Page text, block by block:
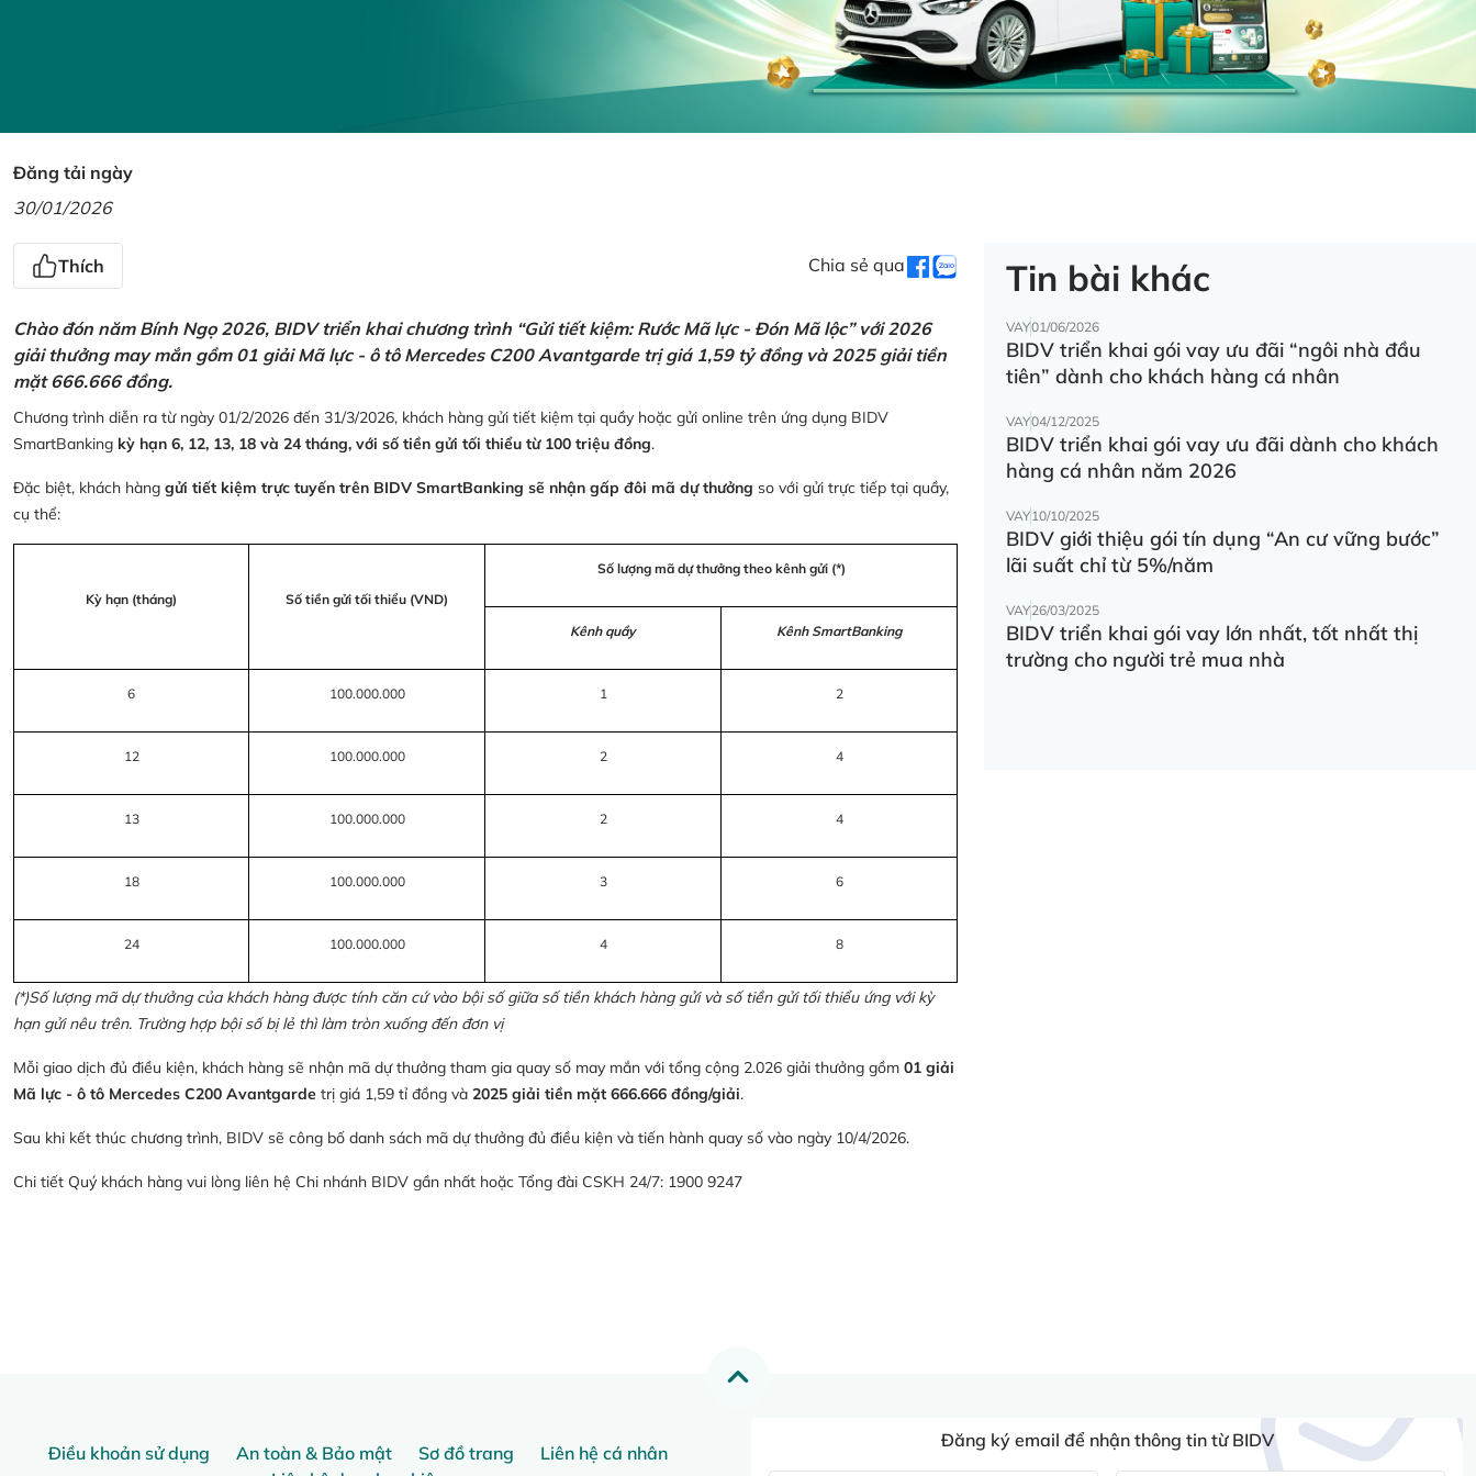
Đăng tải ngày
30/01/2026
Thích Chia sẻ qua
Chào đón năm Bính Ngọ 2026, BIDV triển khai chương trình “Gửi tiết kiệm: Rước Mã lực - Đón Mã lộc” với 2026
giải thưởng may mắn gồm 01 giải Mã lực - ô tô Mercedes C200 Avantgarde trị giá 1,59 tỷ đồng và 2025 giải tiền
mặt 666.666 đồng.
Chương trình diễn ra từ ngày 01/2/2026 đến 31/3/2026, khách hàng gửi tiết kiệm tại quầy hoặc gửi online trên ứng dụng BIDV
SmartBanking kỳ hạn 6, 12, 13, 18 và 24 tháng, với số tiền gửi tối thiểu từ 100 triệu đồng.
Đặc biệt, khách hàng gửi tiết kiệm trực tuyến trên BIDV SmartBanking sẽ nhận gấp đôi mã dự thưởng so với gửi trực tiếp tại quầy,
cụ thể:
Kỳ hạn (tháng) Số tiền gửi tối thiểu (VND)
Số lượng mã dự thưởng theo kênh gửi (*)
Kênh quầy Kênh SmartBanking
6 100.000.000 1 2
12 100.000.000 2 4
13 100.000.000 2 4
18 100.000.000 3 6
24 100.000.000 4 8
(*)Số lượng mã dự thưởng của khách hàng được tính căn cứ vào bội số giữa số tiền khách hàng gửi và số tiền gửi tối thiểu ứng với kỳ
hạn gửi nêu trên. Trường hợp bội số bị lẻ thì làm tròn xuống đến đơn vị
Mỗi giao dịch đủ điều kiện, khách hàng sẽ nhận mã dự thưởng tham gia quay số may mắn với tổng cộng 2.026 giải thưởng gồm 01 giải
Mã lực - ô tô Mercedes C200 Avantgarde trị giá 1,59 tỉ đồng và 2025 giải tiền mặt 666.666 đồng/giải.
Sau khi kết thúc chương trình, BIDV sẽ công bố danh sách mã dự thưởng đủ điều kiện và tiến hành quay số vào ngày 10/4/2026.
Chi tiết Quý khách hàng vui lòng liên hệ Chi nhánh BIDV gần nhất hoặc Tổng đài CSKH 24/7: 1900 9247
Tin bài khác
VAY01/06/2026
BIDV triển khai gói vay ưu đãi “ngôi nhà đầu
tiên” dành cho khách hàng cá nhân
VAY04/12/2025
BIDV triển khai gói vay ưu đãi dành cho khách
hàng cá nhân năm 2026
VAY10/10/2025
BIDV giới thiệu gói tín dụng “An cư vững bước”
lãi suất chỉ từ 5%/năm
VAY26/03/2025
BIDV triển khai gói vay lớn nhất, tốt nhất thị
trường cho người trẻ mua nhà
Điều khoản sử dụng An toàn & Bảo mật Sơ đồ trang
Liên hệ cá nhân
Đăng ký email để nhận thông tin từ BIDV